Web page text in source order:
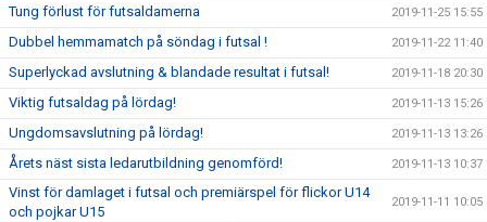
Tung förlust för futsaldamerna 2019-11-25 15:55
Dubbel hemmamatch på söndag i futsal ! 2019-11-22 11:40
Superlyckad avslutning & blandade resultat i futsal! 2019-11-18 20:30
Viktig futsaldag på lördag! 2019-11-13 15:26
Ungdomsavslutning på lördag! 2019-11-13 13:26
Årets näst sista ledarutbildning genomförd! 2019-11-13 10:37
Vinst för damlaget i futsal och premiärspel för flickor U14
och pojkar U15
2019-11-11 10:05